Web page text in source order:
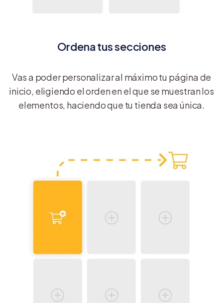
Ordena tus secciones
Vas a poder personalizar al máximo tu página de
inicio, eligiendo el orden en el que se muestran los
elementos, haciendo que tu tienda sea única.